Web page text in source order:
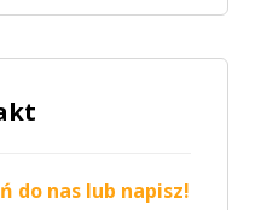
do nas lub napisz!